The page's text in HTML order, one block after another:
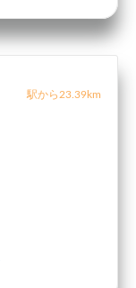
駅から23.39km